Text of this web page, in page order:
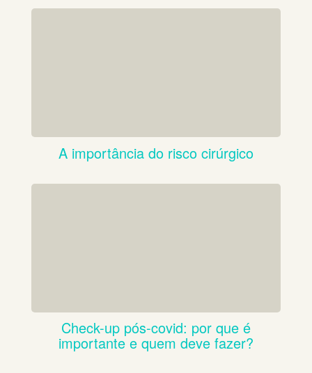
A importância do risco cirúrgico
Check-up pós-covid: por que é
importante e quem deve fazer?